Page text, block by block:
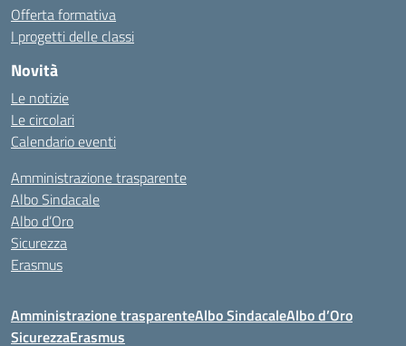
Offerta formativa
I progetti delle classi
Novità
Le notizie
Le circolari
Calendario eventi
Amministrazione trasparente
Albo Sindacale
Albo d’Oro
Sicurezza
Erasmus
Amministrazione trasparenteAlbo SindacaleAlbo d’Oro
SicurezzaErasmus